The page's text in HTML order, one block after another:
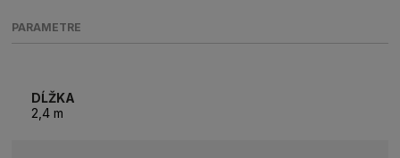
PARAMETRE
DĹŽKA
2,4 m